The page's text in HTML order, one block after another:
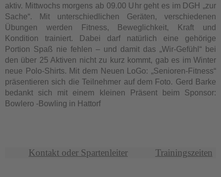
aktiv. Mittwochs morgens ab 09.00 Uhr geht es im DGH „zur
Sache“. Mit unterschiedlichen Geräten, verschiedenen
Übungen werden Fitness, Beweglichkeit, Kraft und
Kondition trainiert. Dabei darf natürlich eine gehörige
Portion Spaß nie fehlen – und damit das „Wir-Gefühl“ bei
den über 25 Aktiven nicht zu kurz kommt, gab es im Winter
neue Polo-Shirts. Mit dem Neuen LoGo: „Senioren-Fitness“
präsentieren sich die Teilnehmer auf dem Foto. Gerd Barke
bedankt sich mit einem kleinen Präsent beim Sponsor:
Bowlero -Bowling in Hattorf
Kontakt oder Spartenleiter Trainingszeiten